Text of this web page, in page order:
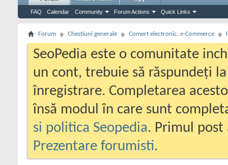
FAQ Calendar Community Forum Actions Quick Links
Forum Chestiuni generale Comert electronic, e-Commerce
SeoPedia este o comunitate
un cont, trebuie să răspundeți
înregistrare. Completarea
însă modul în care sunt
si politica Seopedia. Primul
Prezentare forumisti.